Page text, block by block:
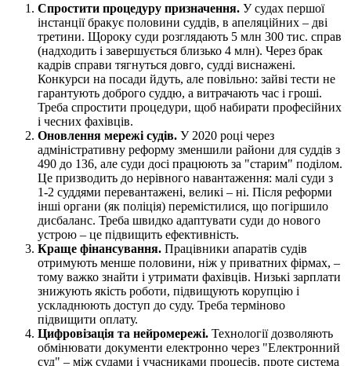
Спростити процедуру призначення. У судах першої
інстанції бракує половини суддів, в апеляційних – дві
третини. Щороку суди розглядають 5 млн 300 тис. справ
(надходить і завершується близько 4 млн). Через брак
кадрів справи тягнуться довго, судді виснажені.
Конкурси на посади йдуть, але повільно: зайві тести не
гарантують доброго суддю, а витрачають час і гроші.
Треба спростити процедури, щоб набирати професійних
і чесних фахівців.
Оновлення мережі судів. У 2020 році через
адміністративну реформу зменшили райони для суддів з
490 до 136, але суди досі працюють за "старим" поділом.
Це призводить до нерівного навантаження: малі суди з
1-2 суддями перевантажені, великі – ні. Після реформи
інші органи (як поліція) перемістилися, що погіршило
дисбаланс. Треба швидко адаптувати суди до нового
устрою – це підвищить ефективність.
Краще фінансування. Працівники апаратів судів
отримують менше половини, ніж у приватних фірмах, –
тому важко знайти і утримати фахівців. Низькі зарплати
знижують якість роботи, підвищують корупцію і
ускладнюють доступ до суду. Треба терміново
підвищити оплату.
Цифровізація та нейромережі. Технології дозволяють
обмінювати документи електронно через "Електронний
суд" – між судами і учасниками процесів, проте система